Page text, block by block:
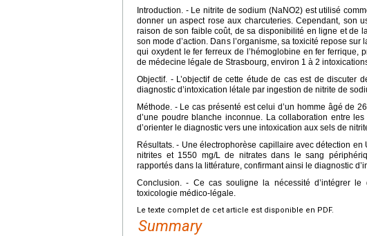
Introduction. - Le nitrite de sodium (NaNO2) est utilisé
donner un aspect rose aux charcuteries. Cependant, son
raison de son faible coût, de sa disponibilité en ligne et de
son mode d’action. Dans l’organisme, sa toxicité repose
qui oxydent le fer ferreux de l’hémoglobine en fer ferrique,
de médecine légale de Strasbourg, environ 1 à 2
Objectif. - L’objectif de cette étude de cas est de
diagnostic d’intoxication létale par ingestion de nitrite de
Méthode. - Le cas présenté est celui d’un homme âgé de
d’une poudre blanche inconnue. La collaboration entre
d’orienter le diagnostic vers une intoxication aux sels de
Résultats. - Une électrophorèse capillaire avec détection
nitrites et 1550 mg/L de nitrates dans le sang
rapportés dans la littérature, confirmant ainsi le diagnostic
Conclusion. - Ce cas souligne la nécessité d’intégrer
toxicologie médico-légale.
Le texte complet de cet article est disponible en PDF.
Summary